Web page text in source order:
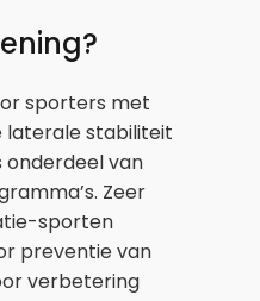
sporters met
laterale stabiliteit
onderdeel van
Zeer
sporten
preventie van
verbetering